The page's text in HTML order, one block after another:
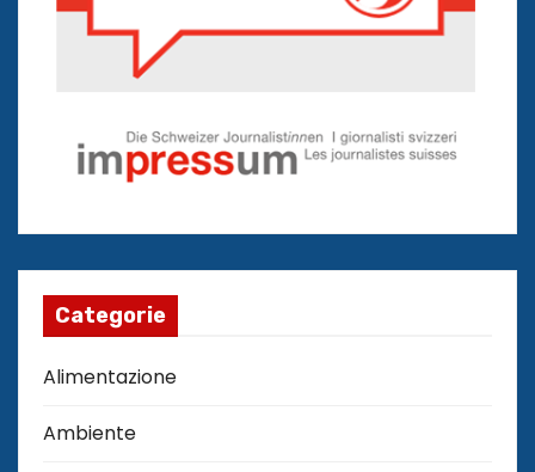
Categorie
Alimentazione
Ambiente